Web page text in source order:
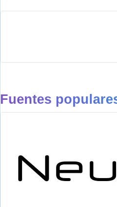
Fuentes